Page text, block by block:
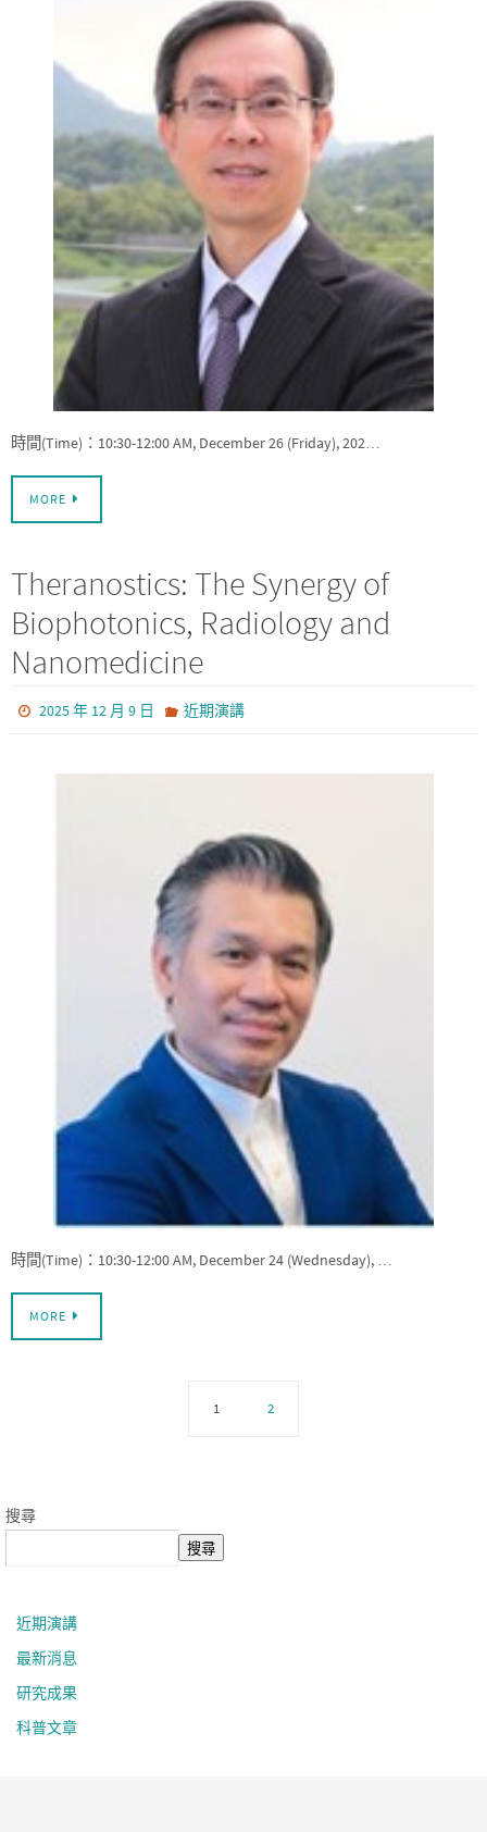
時間(Time)：10:30-12:00 AM, December 26 (Friday), 202…
MORE
Theranostics: The Synergy of
Biophotonics, Radiology and
Nanomedicine
2025 年 12 月 9 日 近期演講
時間(Time)：10:30-12:00 AM, December 24 (Wednesday), …
MORE
1 2
搜尋
搜尋
近期演講
最新消息
研究成果
科普文章